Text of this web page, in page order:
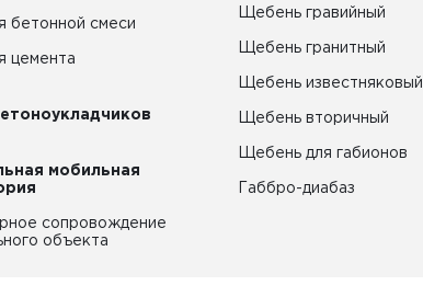
бетонной смеси
цемента
мобильная
сопровождение
объекта
Щебень гравийный
Щебень гранитный
Щебень известняковый
Щебень вторичный
Щебень для габионов
Габбро-диабаз